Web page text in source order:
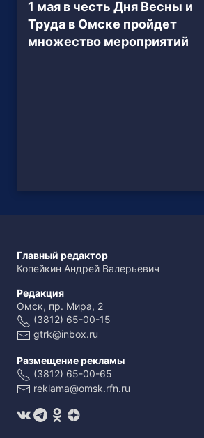
1 мая в честь Дня Весны и
Труда в Омске пройдет
множество мероприятий
Главный редактор
Копейкин Андрей Валерьевич
Редакция
Омск, пр. Мира, 2
(3812) 65-00-15
gtrk@inbox.ru
Размещение рекламы
(3812) 65-00-65
reklama@omsk.rfn.ru